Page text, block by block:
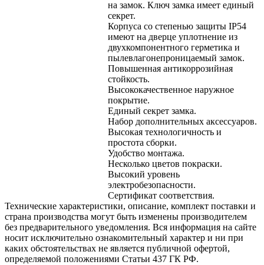
на замок. Ключ замка имеет единый
секрет.
Корпуса со степенью защиты IP54
имеют на дверце уплотнение из
двухкомпонентного герметика и
пылевлагонепроницаемый замок.
Повышенная антикоррозийная
стойкость.
Высококачественное наружное
покрытие.
Единый секрет замка.
Набор дополнительных аксессуаров.
Высокая технологичность и
простота сборки.
Удобство монтажа.
Несколько цветов покраски.
Высокий уровень
электробезопасности.
Сертификат соответствия.
Технические характеристики, описание, комплект поставки и
страна производства могут быть изменены производителем
без предварительного уведомления. Вся информация на сайте
носит исключительно ознакомительный характер и ни при
каких обстоятельствах не является публичной офертой,
определяемой положениями Статьи 437 ГК РФ.